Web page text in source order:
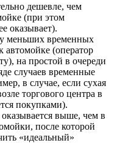
дешевле, чем
(при этом
оказывает).
меньших временных
автомойке (оператор
на простой в очереди
случаев временные
в случае, если сухая
торгового центра в
покупками).
выше, чем в
после которой
«идеальный»